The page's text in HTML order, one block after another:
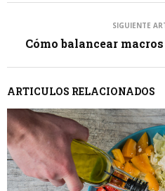
SIGUIENTE
Cómo balancear
ARTICULOS RELACIONADOS